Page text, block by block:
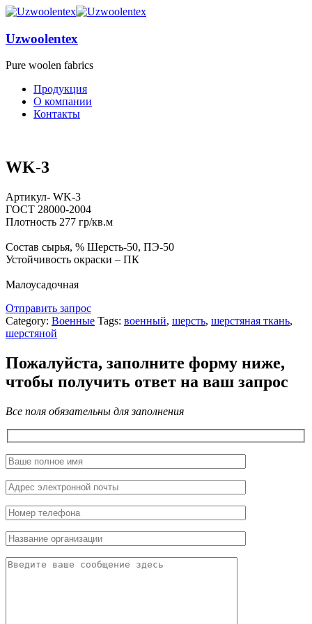
Uzwoolentex
Pure woolen fabrics
Продукция
О компании
Контакты
WK-3
Артикул- WK-3
ГОСТ 28000-2004
Плотность 277 гр/кв.м
Состав сырья, % Шерсть-50, ПЭ-50
Устойчивость окраски – ПК
Малоусадочная
Отправить запрос
Category: Военные Tags: военный, шерсть, шерстяная ткань,
шерстяной
Пожалуйста, заполните форму ниже,
чтобы получить ответ на ваш запрос
Все поля обязательны для заполнения